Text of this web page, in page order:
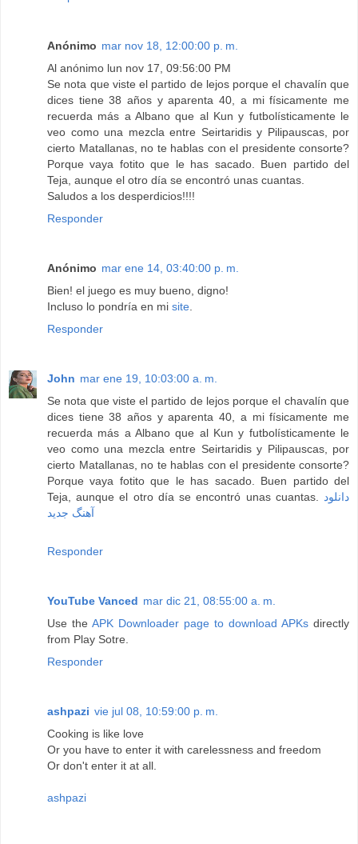
Anónimo mar nov 18, 12:00:00 p. m.
Al anónimo lun nov 17, 09:56:00 PM
Se nota que viste el partido de lejos porque el chavalín que
dices tiene 38 años y aparenta 40, a mi físicamente me
recuerda más a Albano que al Kun y futbolísticamente le
veo como una mezcla entre Seirtaridis y Pilipauscas, por
cierto Matallanas, no te hablas con el presidente consorte?
Porque vaya fotito que le has sacado. Buen partido del
Teja, aunque el otro día se encontró unas cuantas.
Saludos a los desperdicios!!!!
Responder
Anónimo mar ene 14, 03:40:00 p. m.
Bien! el juego es muy bueno, digno!
Incluso lo pondría en mi site
Responder
John mar ene 19, 10:03:00 a. m.
Se nota que viste el partido de lejos porque el chavalín que
dices tiene 38 años y aparenta 40, a mi físicamente me
recuerda más a Albano que al Kun y futbolísticamente le
veo como una mezcla entre Seirtaridis y Pilipauscas, por
cierto Matallanas, no te hablas con el presidente consorte?
Porque vaya fotito que le has sacado. Buen partido del
Teja, aunque el otro día se encontró unas cuantas.
دانلود
آهنگ جدید
Responder
YouTube Vanced mar dic 21, 08:55:00 a. m.
Use the APK Downloader page to download APKs directly
from Play Sotre.
Responder
ashpazi vie jul 08, 10:59:00 p. m.
Cooking is like love
Or you have to enter it with carelessness and freedom
Or don't enter it at all.
ashpazi